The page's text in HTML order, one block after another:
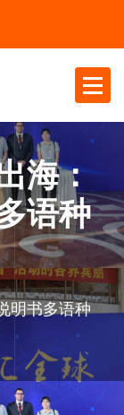
海：
语种
明书多语种